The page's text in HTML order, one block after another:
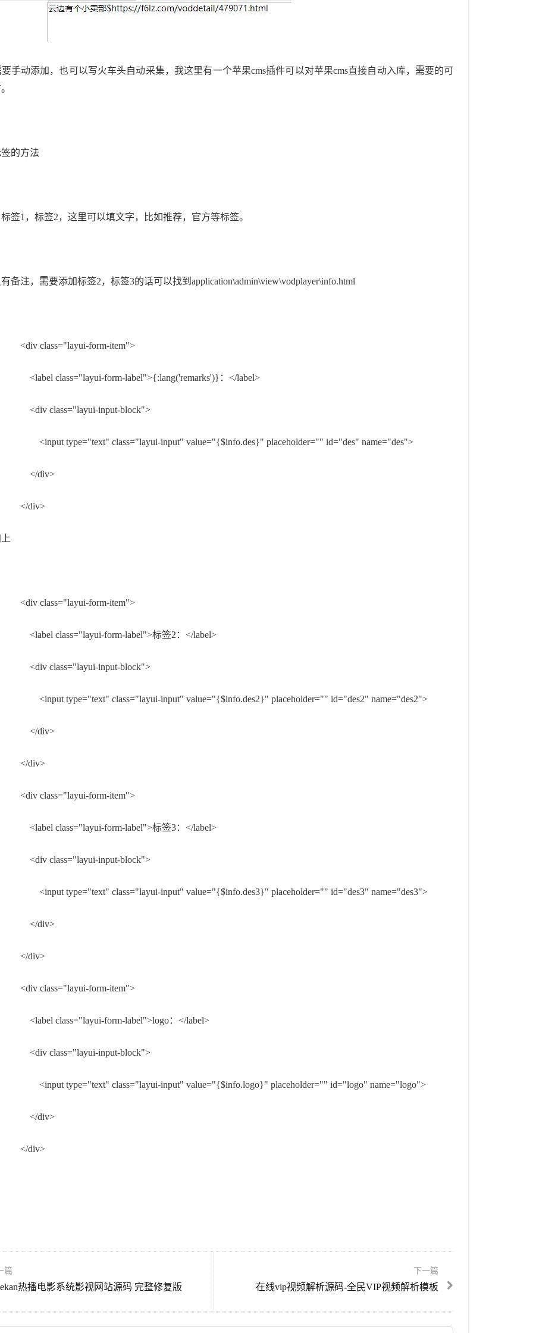
手动添加，也可以写火车头自动采集，我这里有一个苹果cms插件可以对苹果cms直接自动入库，需要的可
的方法
签1，标签2，这里可以填文字，比如推荐，官方等标签。
备注，需要添加标签2，标签3的话可以找到application\admin\view\vodplayer\info.html
class="layui-form-item">
class="layui-form-label">{:lang('remarks')}：</label>
class="layui-input-block">
type="text" class="layui-input" value="{$info.des}" placeholder="" id="des" name="des">
div>
class="layui-form-item">
class="layui-form-label">标签2：</label>
class="layui-input-block">
type="text" class="layui-input" value="{$info.des2}" placeholder="" id="des2" name="des2">
div>
class="layui-form-item">
class="layui-form-label">标签3：</label>
class="layui-input-block">
type="text" class="layui-input" value="{$info.des3}" placeholder="" id="des3" name="des3">
div>
class="layui-form-item">
class="layui-form-label">logo：</label>
class="layui-input-block">
type="text" class="layui-input" value="{$info.logo}" placeholder="" id="logo" name="logo">
div>
篇
热播电影系统影视网站源码 完整修复版
下一篇
在线vip视频解析源码-全民VIP视频解析模板